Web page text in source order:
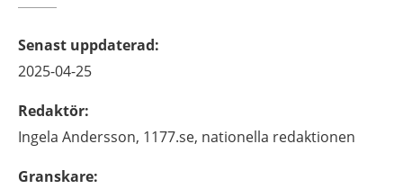
Senast uppdaterad:
2025-04-25
Redaktör:
Ingela Andersson, 1177.se, nationella redaktionen
Granskare: